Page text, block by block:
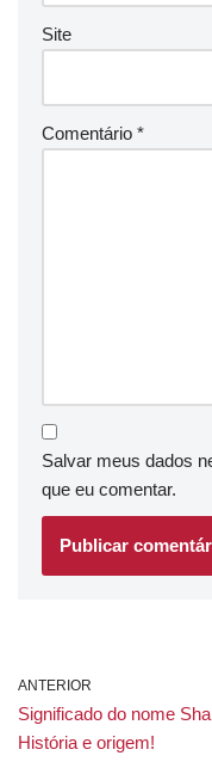
Site
Comentário *
Salvar meus dados
que eu comentar.
ANTERIOR
Significado do nome
História e origem!